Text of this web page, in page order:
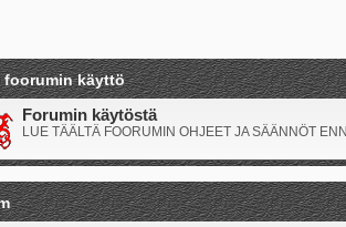
foorumin käyttö
Forumin käytöstä
LUE TÄÄLTÄ FOORUMIN OHJEET JA SÄÄNNÖT